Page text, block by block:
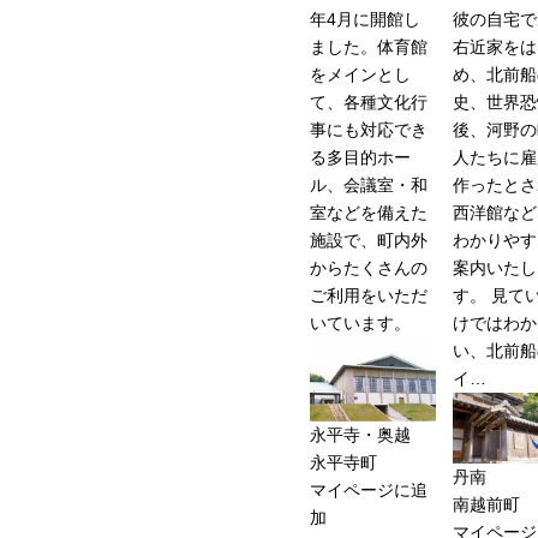
年4月に開館し
ました。体育館
をメインとし
て、各種文化行
事にも対応でき
る多目的ホー
ル、会議室・和
室などを備えた
施設で、町内外
からたくさんの
ご利用をいただ
いています。
永平寺・奥越
永平寺町
マイページに追
加
彼の自宅
右近家を
め、北前
史、世界
後、河野
人たちに
作ったと
西洋館な
わかりや
案内いた
す。 見て
けではわ
い、北前
イ…
丹南
南越前町
マイペー